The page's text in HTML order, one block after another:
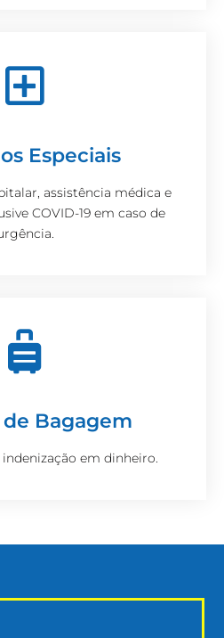
Especiais
assistência médica e
COVID-19 em caso de
Bagagem
em dinheiro.